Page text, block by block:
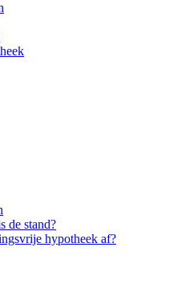
de stand?
hypotheek af?